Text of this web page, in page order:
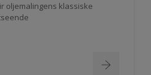
oljemalingens klassiske